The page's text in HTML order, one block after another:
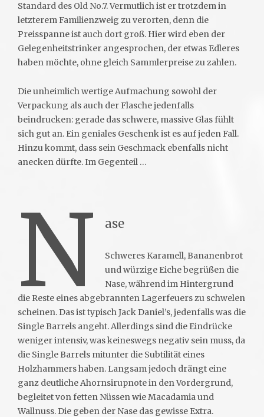
Standard des Old No.7. Vermutlich ist er trotzdem in
letzterem Familienzweig zu verorten, denn die
Preisspanne ist auch dort groß. Hier wird eben der
Gelegenheitstrinker angesprochen, der etwas Edleres
haben möchte, ohne gleich Sammlerpreise zu zahlen.
Die unheimlich wertige Aufmachung sowohl der
Verpackung als auch der Flasche jedenfalls
beindrucken: gerade das schwere, massive Glas fühlt
sich gut an. Ein geniales Geschenk ist es auf jeden Fall.
Hinzu kommt, dass sein Geschmack ebenfalls nicht
anecken dürfte. Im Gegenteil …
N ase
Schweres Karamell, Bananenbrot
und würzige Eiche begrüßen die
Nase, während im Hintergrund
die Reste eines abgebrannten Lagerfeuers zu schwelen
scheinen. Das ist typisch Jack Daniel’s, jedenfalls was die
Single Barrels angeht. Allerdings sind die Eindrücke
weniger intensiv, was keineswegs negativ sein muss, da
die Single Barrels mitunter die Subtilität eines
Holzhammers haben. Langsam jedoch drängt eine
ganz deutliche Ahornsirupnote in den Vordergrund,
begleitet von fetten Nüssen wie Macadamia und
Wallnuss. Die geben der Nase das gewisse Extra.